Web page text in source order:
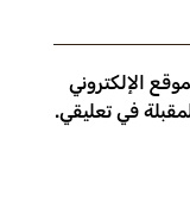
الإلكتروني
في تعليقي.